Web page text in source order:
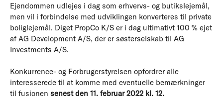
Ejendommen udlejes i dag som erhvervs- og butikslejemål,
men vil i forbindelse med udviklingen konverteres til private
boliglejemål. Diget PropCo K/S er i dag ultimativt 100 % ejet
af AG Development A/S, der er søsterselskab til AG
Investments A/S.
Konkurrence- og Forbrugerstyrelsen opfordrer alle
interesserede til at komme med eventuelle bemærkninger
til fusionen senest den 11. februar 2022 kl. 12.